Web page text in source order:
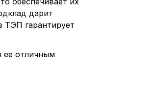
дарит
ТЭП гарантирует
ее отличным